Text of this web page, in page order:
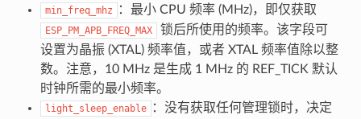
min_freq_mhz ：最小 CPU 频率 (MHz)，即仅获取
ESP_PM_APB_FREQ_MAX
锁后所使用的频率。该字段可
设置为晶振 (XTAL) 频率值，或者 XTAL 频率值除以整
数。注意，10 MHz 是生成 1 MHz 的 REF_TICK 默认
时钟所需的最小频率。
light_sleep_enable
：没有获取任何管理锁时，决定